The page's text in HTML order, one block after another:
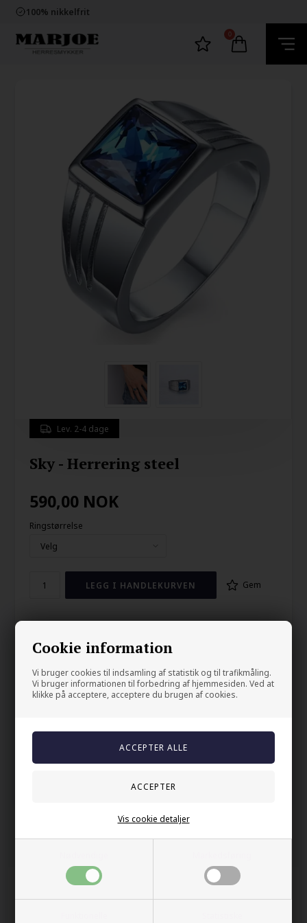
Cookie information
Vi bruger cookies til indsamling af statistik og til trafikmåling.
Vi bruger informationen til forbedring af hjemmesiden. Ved at
klikke på acceptere, acceptere du brugen af cookies.
Vis cookie detaljer
100% nikkelfrit
60 dager bytte & returret
Trygg E-Handel
0
Lev. 2-4 dage
Sky - Herrering steel
590,00 NOK
Ringstørrelse
Gem
Herrering med den gode stil.
Din sikkerhet
Trygg E-handel
60 dager bytte & returret